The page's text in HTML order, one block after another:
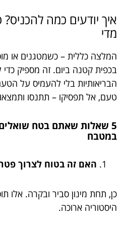
איך יודעים כמה להכניס?
מדי
המלצה כללית – כשמטגנים או
בכפית קטנה ביום. זה מספיק
הבריאותיות בלי להעמיס על
טעם, אל תפסיקו – תתנסו
5 שאלות שאתם בטח
במטבח
האם זה בטוח לצרוך
כן, תחת מינון סביר ובקרה. אלו
היסטוריה ארוכה.